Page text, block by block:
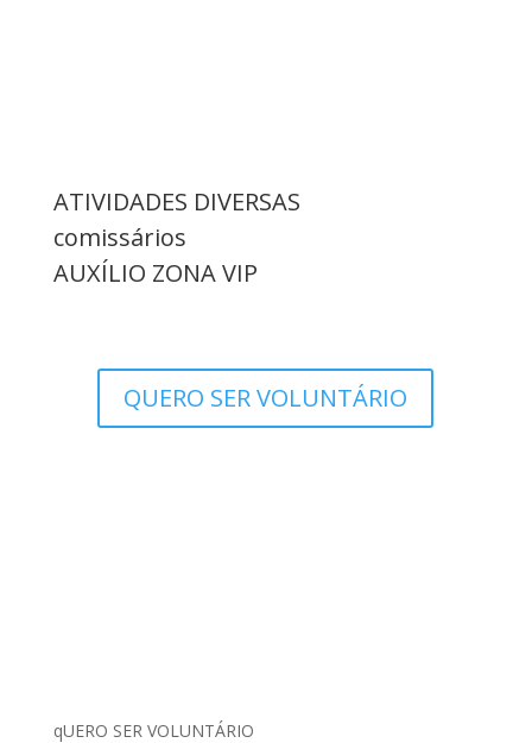
ATIVIDADES DIVERSAS
comissários
AUXÍLIO ZONA VIP
QUERO SER VOLUNTÁRIO
qUERO SER VOLUNTÁRIO